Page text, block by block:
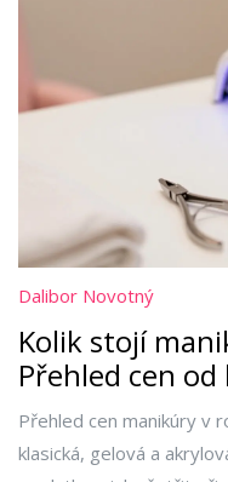
Dalibor Novotný
Kolik stojí
Přehled cen
Přehled cen manikúry v
klasická, gelová a